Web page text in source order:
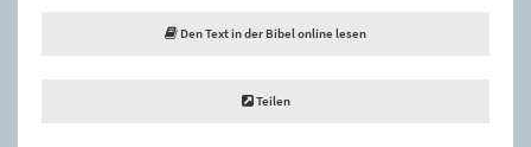
Den Text in der Bibel online lesen
Teilen